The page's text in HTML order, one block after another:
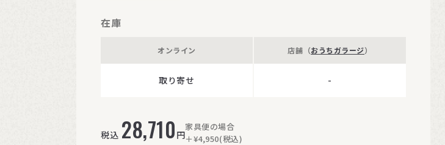
在庫
オンライン
取り寄せ
店舗（おうちガラージ）
-
税込 28,710 円
家具便の場合
＋¥4,950(税込)